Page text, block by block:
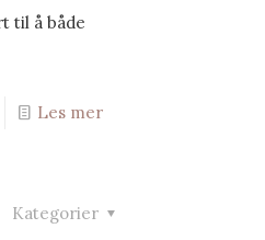
til å både
Les mer
Kategorier